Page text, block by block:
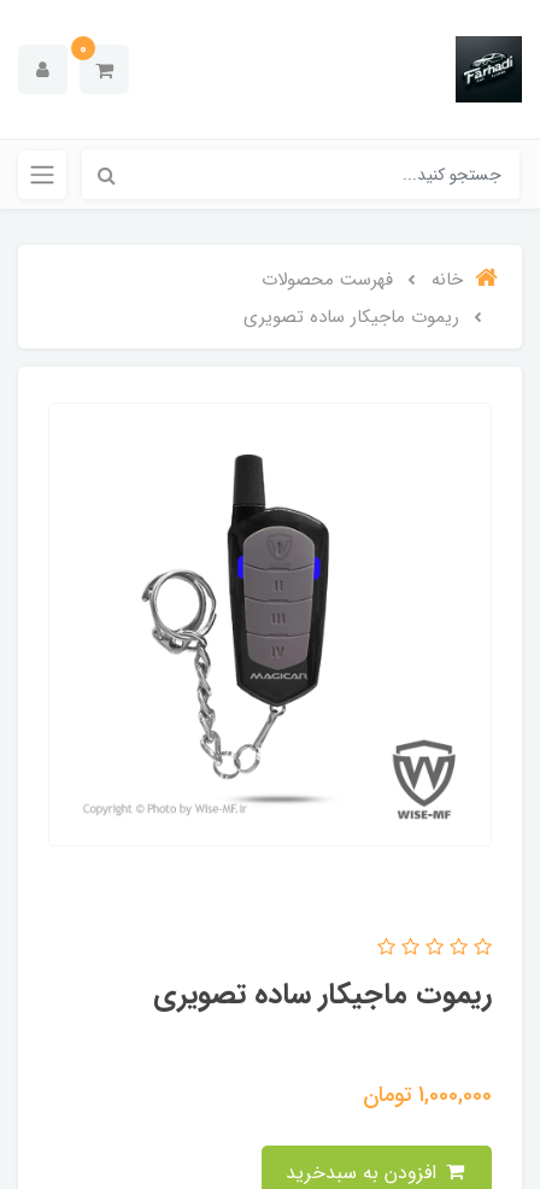
0
خانه
فهرست محصولات
ریموت ماجیکار ساده تصویری
ریموت ماجیکار ساده تصویری
1,000,000تومان